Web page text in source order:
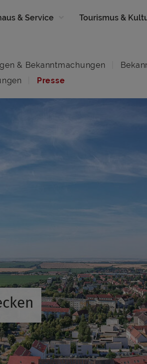
& Service Tourismus &
& Bekanntmachungen
Presse